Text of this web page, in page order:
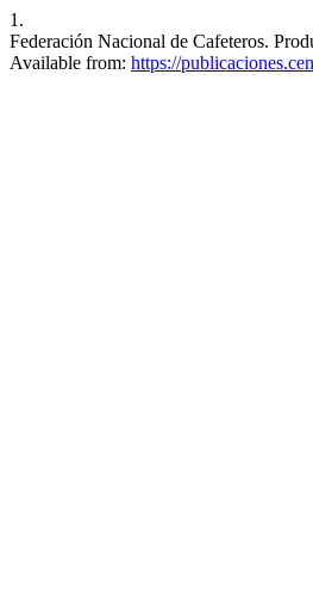
1.
Federación Nacional de Cafeteros.
Available from: https://